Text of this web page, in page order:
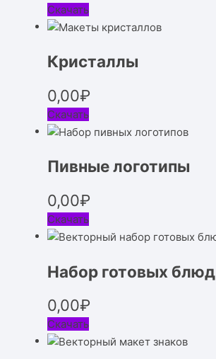
Скачать
Кристаллы
0,00₽
Скачать
Пивные логотипы
0,00₽
Скачать
Набор готовых блюд
0,00₽
Скачать